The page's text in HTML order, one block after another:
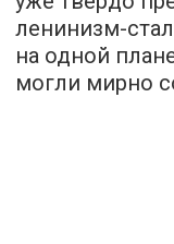
ленинизм-
на одной
могли мирно